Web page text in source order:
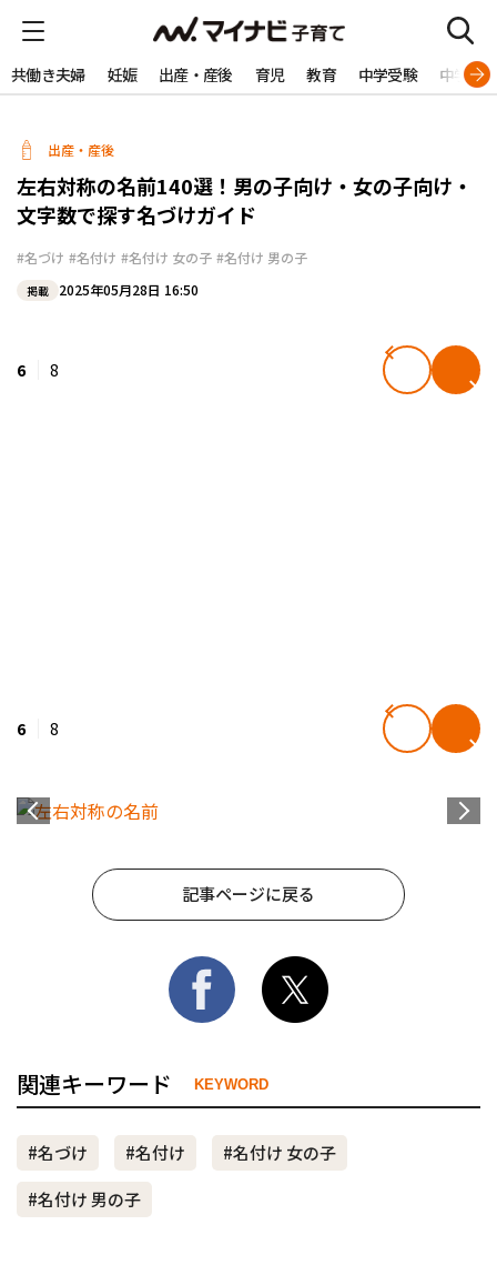
共働き夫婦 妊娠 出産・産後 育児 教育 中学受験 中学生
出産・産後
左右対称の名前140選！男の子向け・女の子向け・
文字数で探す名づけガイド
#名づけ #名付け #名付け 女の子 #名付け 男の子
掲載 2025年05月28日 16:50
6 8
6 8
記事ページに戻る
関連キーワード KEYWORD
#名づけ #名付け
#名付け 女の子
#名付け 男の子